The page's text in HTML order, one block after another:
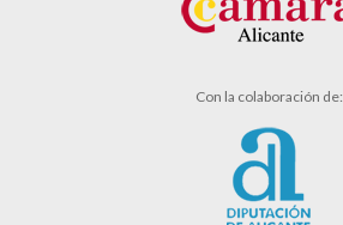
Con la colaboración de: